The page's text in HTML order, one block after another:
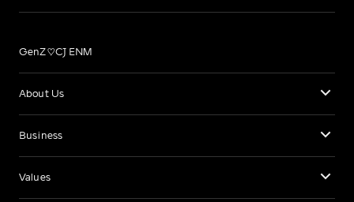
GenZ♡CJ ENM
About Us
Business
Values